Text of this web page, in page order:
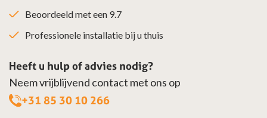
Beoordeeld met een 9.7
Professionele installatie bij u thuis
Heeft u hulp of advies nodig?
Neem vrijblijvend contact met ons op
+31 85 30 10 266